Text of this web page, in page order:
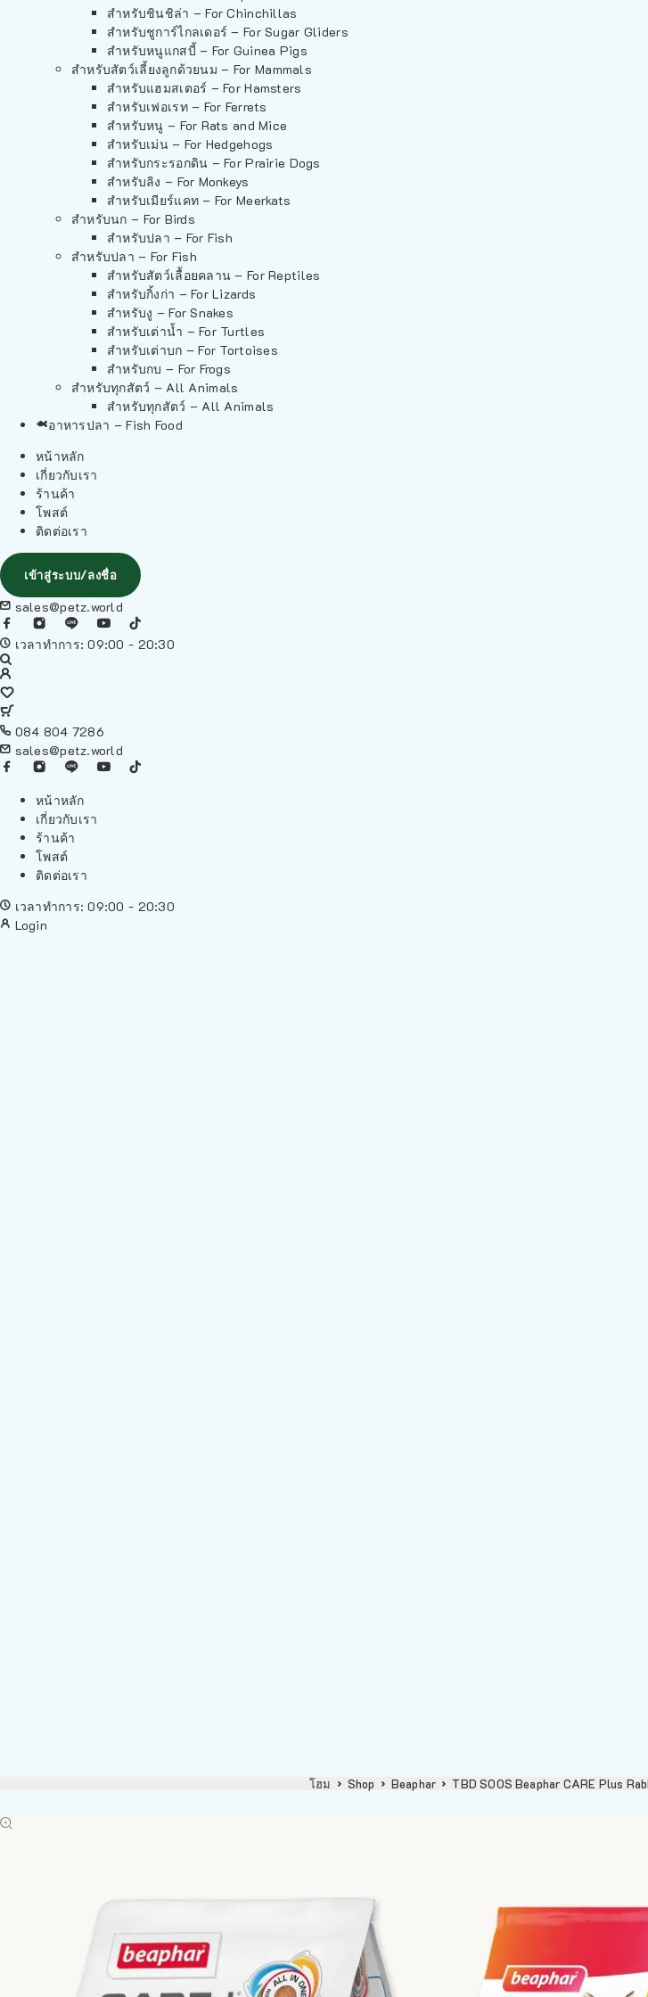
สำหรับชินชิล่า – For Chinchillas
สำหรับชูการ์ไกลเดอร์ – For Sugar Gliders
สำหรับหนูแกสบี้ – For Guinea Pigs
สำหรับสัตว์เลี้ยงลูกด้วยนม – For Mammals
สำหรับแฮมสเตอร์ – For Hamsters
สำหรับเฟอเรท – For Ferrets
สำหรับหนู – For Rats and Mice
สำหรับเม่น – For Hedgehogs
สำหรับกระรอกดิน – For Prairie Dogs
สำหรับลิง – For Monkeys
สำหรับเมียร์แคท – For Meerkats
สำหรับนก – For Birds
สำหรับปลา – For Fish
สำหรับปลา – For Fish
สำหรับสัตว์เลื้อยคลาน – For Reptiles
สำหรับกิ้งก่า – For Lizards
สำหรับงู – For Snakes
สำหรับเต่าน้ำ – For Turtles
สำหรับเต่าบก – For Tortoises
สำหรับกบ – For Frogs
สำหรับทุกสัตว์ – All Animals
สำหรับทุกสัตว์ – All Animals
อาหารปลา – Fish Food
หน้าหลัก
เกี่ยวกับเรา
ร้านค้า
โพสต์
ติดต่อเรา
เข้าสู่ระบบ/ลงชื่อ
sales@petz.world
เวลาทำการ: 09:00 - 20:30
084 804 7286
sales@petz.world
หน้าหลัก
เกี่ยวกับเรา
ร้านค้า
โพสต์
ติดต่อเรา
เวลาทำการ: 09:00 - 20:30
Login
โฮม Shop Beaphar TBD SOOS Beaphar CARE Plus